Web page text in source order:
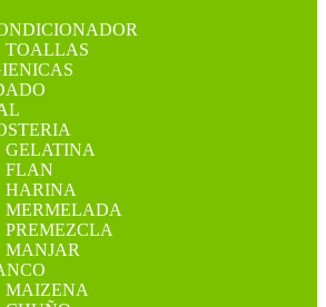
TOALLAS
GELATINA
FLAN
HARINA
MERMELADA
PREMEZCLA
MANJAR
MAIZENA